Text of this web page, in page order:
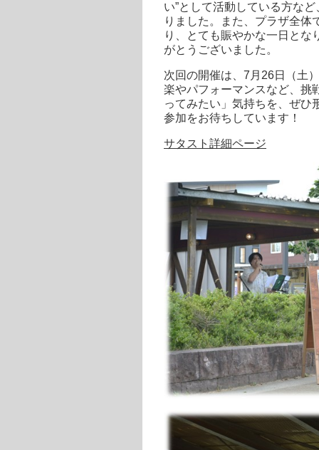
い”として活動している方な
りました。また、プラザ全体
り、とても賑やかな一日とな
がとうございました。
次回の開催は、7月26日（土
楽やパフォーマンスなど、挑
ってみたい」気持ちを、ぜ
参加をお待ちしています！
サタスト詳細ページ